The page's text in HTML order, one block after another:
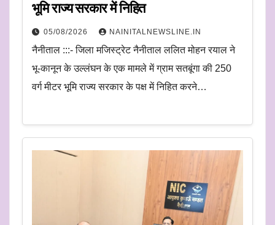
भूमि राज्य सरकार में निहित
05/08/2026 NAINITALNEWSLINE.IN
नैनीताल :::- जिला मजिस्ट्रेट नैनीताल ललित मोहन रयाल ने
भू-कानून के उल्लंघन के एक मामले में ग्राम सतबूंगा की 250
वर्ग मीटर भूमि राज्य सरकार के पक्ष में निहित करने…